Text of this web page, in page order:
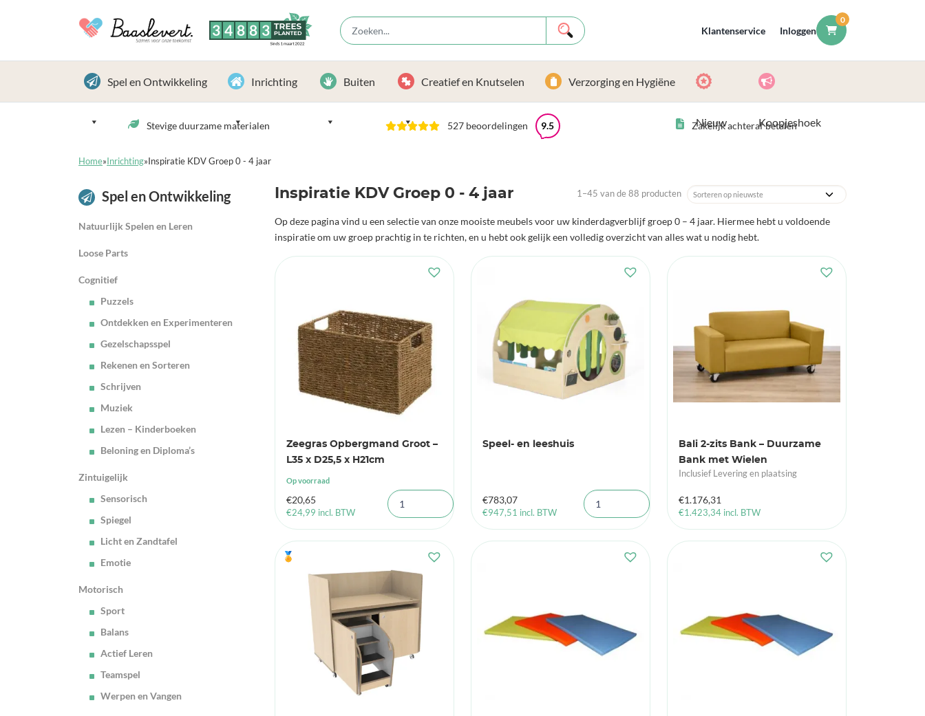
3 4 8 8 3 TREES
PLANTED
Sinds 1 maart 2022
Klantenservice Inloggen
0
Spel en Ontwikkeling Inrichting Buiten Creatief en Knutselen Verzorging en Hygiëne
Nieuw Koopjeshoek
Stevige duurzame materialen 527 beoordelingen 9.5 Zakelijk achteraf betalen
Home» Inrichting» Inspiratie KDV Groep 0 - 4 jaar
Spel en Ontwikkeling
Natuurlijk Spelen en Leren
Loose Parts
Cognitief
Puzzels
Ontdekken en Experimenteren
Gezelschapsspel
Rekenen en Sorteren
Schrijven
Muziek
Lezen – Kinderboeken
Beloning en Diploma’s
Zintuigelijk
Sensorisch
Spiegel
Licht en Zandtafel
Emotie
Motorisch
Sport
Balans
Actief Leren
Teamspel
Werpen en Vangen
Inspiratie KDV Groep 0 - 4 jaar 1–45 van de 88 producten
Op deze pagina vind u een selectie van onze mooiste meubels voor uw kinderdagverblijf groep 0 – 4 jaar. Hiermee hebt u voldoende
inspiratie om uw groep prachtig in te richten, en u hebt ook gelijk een volledig overzicht van alles wat u nodig hebt.
Zeegras Opbergmand Groot –
L35 x D25,5 x H21cm
Op voorraad
€20,65
€24,99 incl. BTW
Speel- en leeshuis
€783,07
€947,51 incl. BTW
Bali 2-zits Bank – Duurzame
Bank met Wielen
Inclusief Levering en plaatsing
€1.176,31
€1.423,34 incl. BTW
🏅